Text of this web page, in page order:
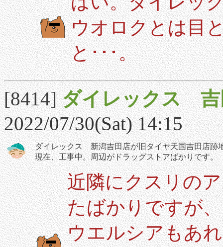
ウオロクとは目
と･･･。
[8414]ダイレックス 吉
2022/07/30(Sat) 14:15
ダイレックス 新潟吉田店が旧タイヤ天国吉田店跡
現在、工事中。周辺がドラッグストアばかりです。
近隣にクスリの
たばかりですが、
ウエルシアもあ